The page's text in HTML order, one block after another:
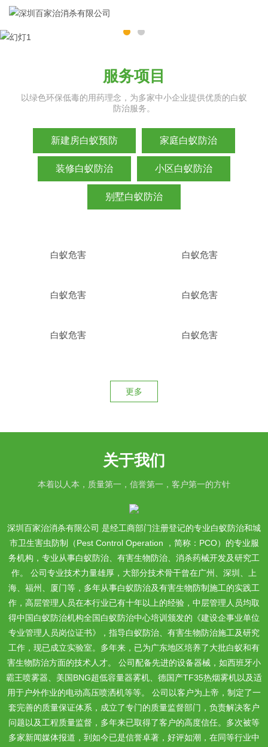
服务项目
以绿色环保低毒的用药理念，为多家中小企业提供优质的白蚁
防治服务。
新建房白蚁预防 家庭白蚁防治
装修白蚁防治 小区白蚁防治
别墅白蚁防治
白蚁危害 白蚁危害
白蚁危害 白蚁危害
白蚁危害 白蚁危害
更多
关于我们
本着以人本，质量第一，信誉第一，客户第一的方针
深圳百家治消杀有限公司 是经工商部门注册登记的专业白蚁防治和城
市卫生害虫防制（Pest Control Operation ，简称：PCO）的专业服
务机构，专业从事白蚁防治、有害生物防治、消杀药械开发及研究工
作。 公司专业技术力量雄厚，大部分技术骨干曾在广州、深圳、上
海、福州、厦门等，多年从事白蚁防治及有害生物防制施工的实践工
作，高层管理人员在本行业已有十年以上的经验，中层管理人员均取
得中国白蚁防治机构全国白蚁防治中心培训颁发的《建设企事业单位
专业管理人员岗位证书》，指导白蚁防治、有害生物防治施工及研究
工作，现已成立实验室。多年来，已为广东地区培养了大批白蚁和有
害生物防治方面的技术人才。 公司配备先进的设备器械，如西班牙小
霸王喷雾器、美国BNG超低容量器雾机、德国产TF35热烟雾机以及适
用于户外作业的电动高压喷洒机等等。 公司以客户为上帝，制定了一
套完善的质量保证体系，成立了专门的质量监督部门，负责解决客户
问题以及工程质量监督，多年来已取得了客户的高度信任。多次被等
多家新闻媒体报道，到如今已是信誉卓著，好评如潮，在同等行业中